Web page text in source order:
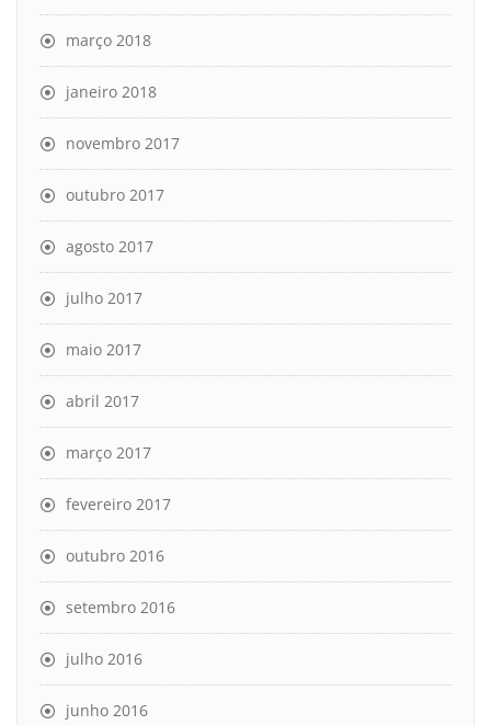
março 2018
janeiro 2018
novembro 2017
outubro 2017
agosto 2017
julho 2017
maio 2017
abril 2017
março 2017
fevereiro 2017
outubro 2016
setembro 2016
julho 2016
junho 2016